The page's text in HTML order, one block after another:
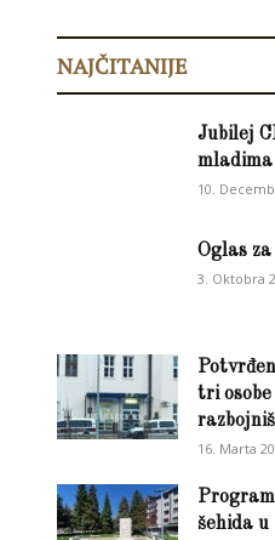
NAJČITANIJE
Jubilej
mladima
10.
Oglas za
3. Oktobra
tri
16. Marta
šehida